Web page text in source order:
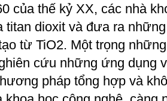
của thế kỷ XX, các nhà
titan dioxit và đưa ra
từ TiO2. Một trọng
cứu những ứng dụng
pháp tổng hợp và